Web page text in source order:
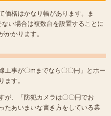
価格はかなり幅があります。ま
い場合は複数台を設置することに
かかります。
工事が〇mまでなら〇〇円」とホー
ます。
が、「防犯カメラは〇〇円でお
たあいまいな書き方をしている業